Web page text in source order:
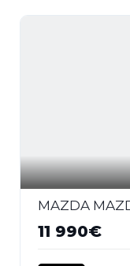
11 990€